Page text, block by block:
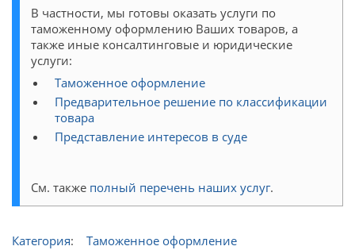
В частности, мы готовы оказать услуги по
таможенному оформлению Ваших товаров, а
также иные консалтинговые и юридические
услуги:
Таможенное оформление
Предварительное решение по классификации
товара
Представление интересов в суде
См. также полный перечень наших услуг.
Категория: Таможенное оформление